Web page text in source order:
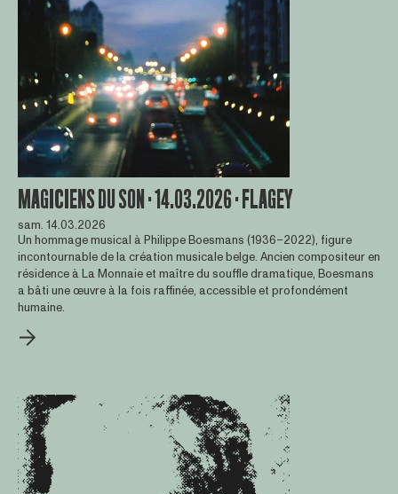
MAGICIENS DU SON · 14.03.2026 · FLAGEY
sam. 14.03.2026
Un hommage musical à Philippe Boesmans (1936–2022), figure
incontournable de la création musicale belge. Ancien compositeur en
résidence à La Monnaie et maître du souffle dramatique, Boesmans
a bâti une œuvre à la fois raffinée, accessible et profondément
humaine.